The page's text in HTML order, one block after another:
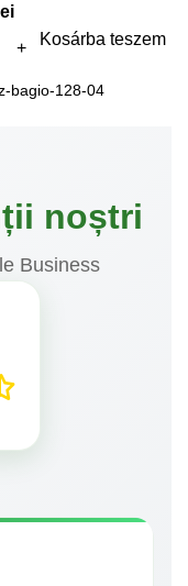
lei
Kosárba teszem
bagio-128-04
noștri
Business